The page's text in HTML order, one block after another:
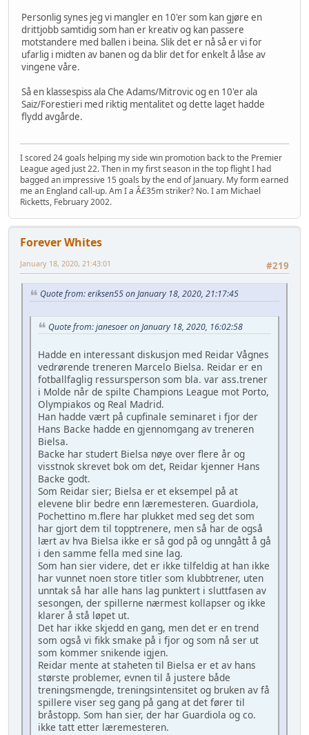
Personlig synes jeg vi mangler en 10'er som kan gjøre en
drittjobb samtidig som han er kreativ og kan passere
motstandere med ballen i beina. Slik det er nå så er vi for
ufarlig i midten av banen og da blir det for enkelt å låse av
vingene våre.
Så en klassespiss ala Che Adams/Mitrovic og en 10'er ala
Saiz/Forestieri med riktig mentalitet og dette laget hadde
flydd avgårde.
I scored 24 goals helping my side win promotion back to the Premier
League aged just 22. Then in my first season in the top flight I had
bagged an impressive 15 goals by the end of January. My form earned
me an England call-up. Am I a Â£35m striker? No. I am Michael
Ricketts, February 2002.
Forever Whites
#219
January 18, 2020, 21:43:01
Quote from: eriksen55 on January 18, 2020, 21:17:45
Quote from: janesoer on January 18, 2020, 16:02:58
Hadde en interessant diskusjon med Reidar Vågnes
vedrørende treneren Marcelo Bielsa. Reidar er en
fotballfaglig ressursperson som bla. var ass.trener
i Molde når de spilte Champions League mot Porto,
Olympiakos og Real Madrid.
Han hadde vært på cupfinale seminaret i fjor der
Hans Backe hadde en gjennomgang av treneren
Bielsa.
Backe har studert Bielsa nøye over flere år og
visstnok skrevet bok om det, Reidar kjenner Hans
Backe godt.
Som Reidar sier; Bielsa er et eksempel på at
elevene blir bedre enn læremesteren. Guardiola,
Pochettino m.flere har plukket med seg det som
har gjort dem til topptrenere, men så har de også
lært av hva Bielsa ikke er så god på og unngått å gå
i den samme fella med sine lag.
Som han sier videre, det er ikke tilfeldig at han ikke
har vunnet noen store titler som klubbtrener, uten
unntak så har alle hans lag punktert i sluttfasen av
sesongen, der spillerne nærmest kollapser og ikke
klarer å stå løpet ut.
Det har ikke skjedd en gang, men det er en trend
som også vi fikk smake på i fjor og som nå ser ut
som kommer snikende igjen.
Reidar mente at staheten til Bielsa er et av hans
største problemer, evnen til å justere både
treningsmengde, treningsintensitet og bruken av få
spillere viser seg gang på gang at det fører til
bråstopp. Som han sier, der har Guardiola og co.
ikke tatt etter læremesteren.